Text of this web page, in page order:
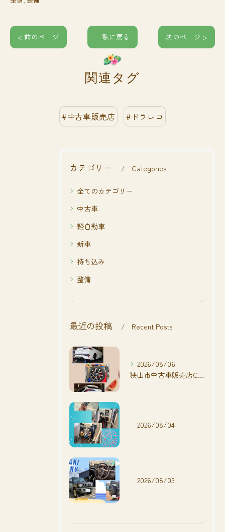
< 前のページ 一覧に戻る 次のページ >
関連タグ
#中古車販売店 #ドラレコ
カテゴリー Categories
全てのカテゴリー
中古車
軽自動車
新車
持ち込み
整備
最近の投稿 Recent Posts
2026/08/06
狭山市中古車販売店CarShop FACT.🚗
2026/08/04
2026/08/03